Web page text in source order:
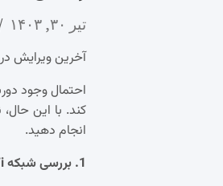
تیر ۳۰, ۱۴۰۳
آخرین ویرایش در تیر ۳۰,
احتمال وجود
کند. با این
انجام دهید.
1. بررسی شبکه Wi-Fi: